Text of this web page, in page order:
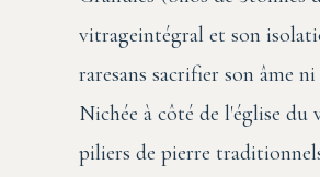
vitrageintégral et son
raresans sacrifier son âme
Nichée à côté de l'église
piliers de pierre